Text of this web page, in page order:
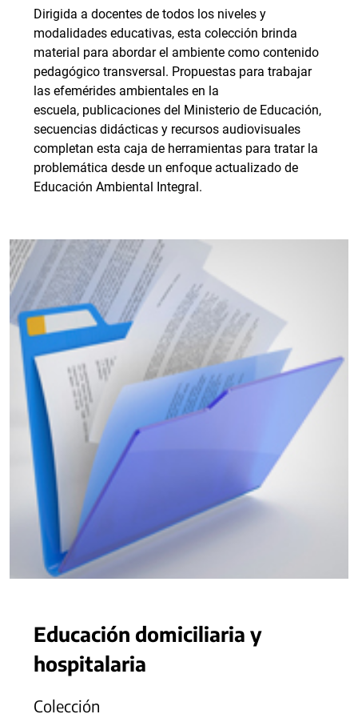
Dirigida a docentes de todos los niveles y
modalidades educativas, esta colección brinda
material para abordar el ambiente como contenido
pedagógico transversal. Propuestas para trabajar
las efemérides ambientales en la
escuela, publicaciones del Ministerio de Educación,
secuencias didácticas y recursos audiovisuales
completan esta caja de herramientas para tratar la
problemática desde un enfoque actualizado de
Educación Ambiental Integral.
Educación domiciliaria y
hospitalaria
Colección